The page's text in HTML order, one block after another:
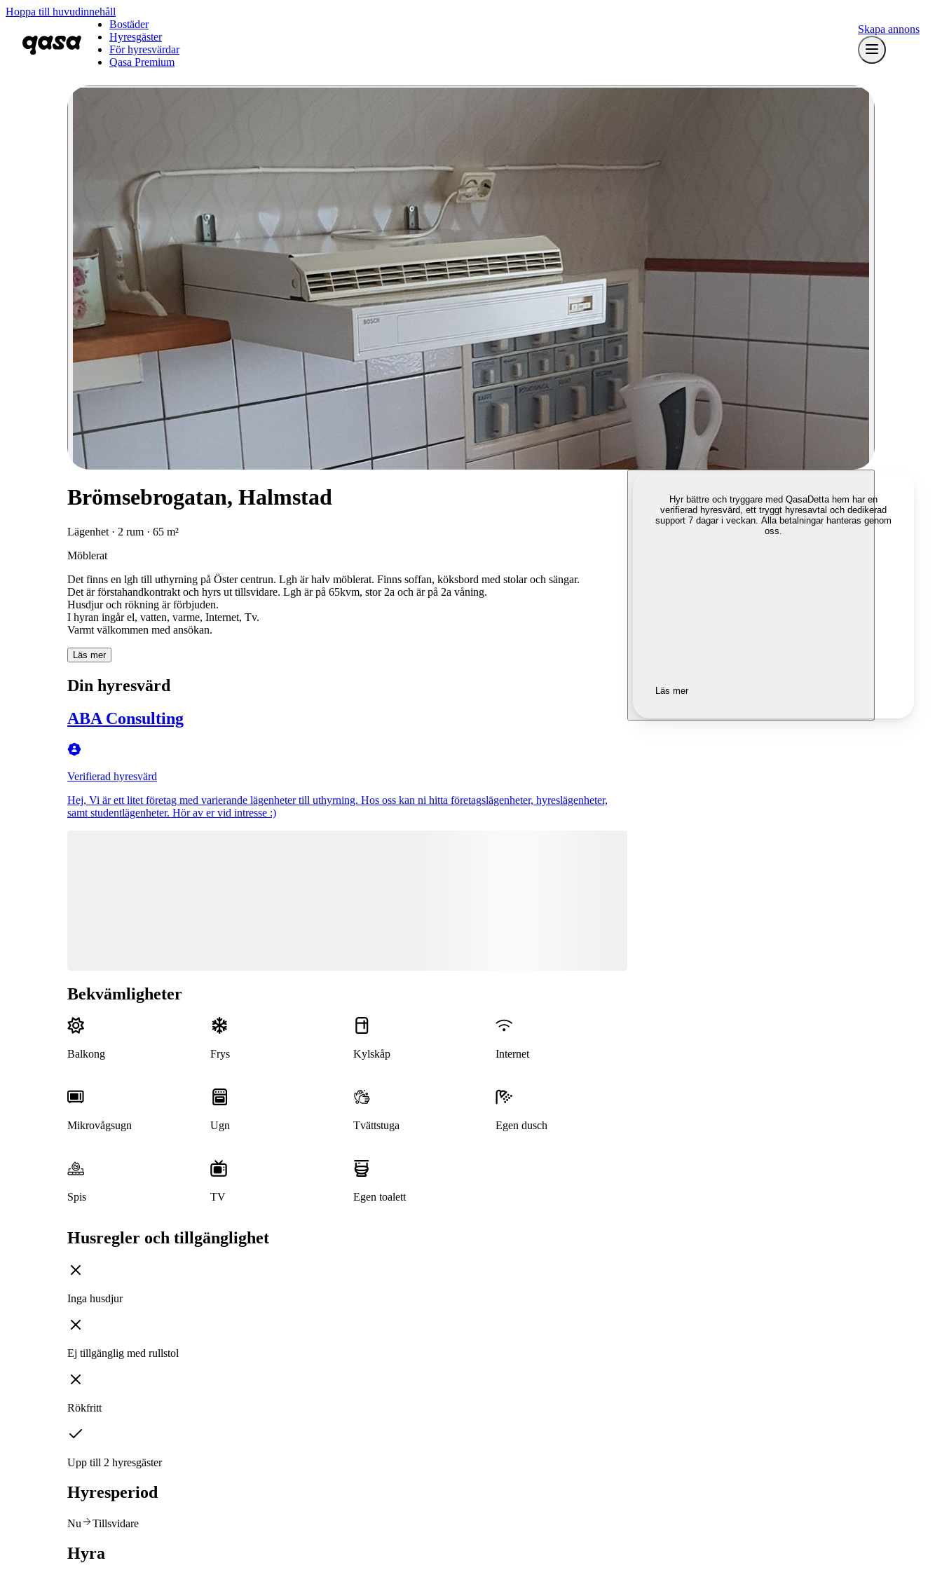
Hoppa till huvudinnehåll
Bostäder
Hyresgäster
För hyresvärdar
Qasa Premium
Skapa annons
Brömsebrogatan, Halmstad
Lägenhet · 2 rum · 65 m²
Möblerat
Det finns en lgh till uthyrning på Öster centrun. Lgh är halv möblerat. Finns soffan, köksbord med stolar och sängar.
Det är förstahandkontrakt och hyrs ut tillsvidare. Lgh är på 65kvm, stor 2a och är på 2a våning.
Husdjur och rökning är förbjuden.
I hyran ingår el, vatten, varme, Internet, Tv.
Varmt välkommen med ansökan.
Läs mer
Din hyresvärd
ABA Consulting
Verifierad hyresvärd
Hej, Vi är ett litet företag med varierande lägenheter till uthyrning. Hos oss kan ni hitta företagslägenheter, hyreslägenheter,
samt studentlägenheter. Hör av er vid intresse :)
Bekvämligheter
Balkong Frys Kylskåp Internet
Mikrovågsugn Ugn Tvättstuga Egen dusch
Spis TV Egen toalett
Husregler och tillgänglighet
Inga husdjur
Ej tillgänglig med rullstol
Rökfritt
Upp till 2 hyresgäster
Hyresperiod
Nu Tillsvidare
Hyra
Hyr bättre och tryggare med QasaDetta hem har en
verifierad hyresvärd, ett tryggt hyresavtal och dedikerad
support 7 dagar i veckan. Alla betalningar hanteras genom
oss.
Läs mer